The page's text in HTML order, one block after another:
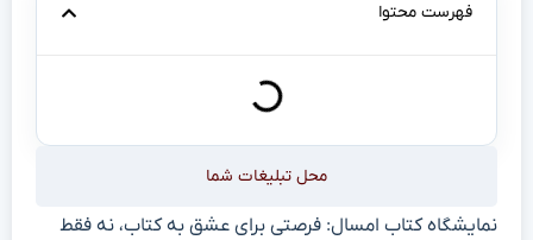
فهرست محتوا
محل تبلیغات شما
نمایشگاه کتاب امسال: فرصتی برای عشق به کتاب، نه فقط